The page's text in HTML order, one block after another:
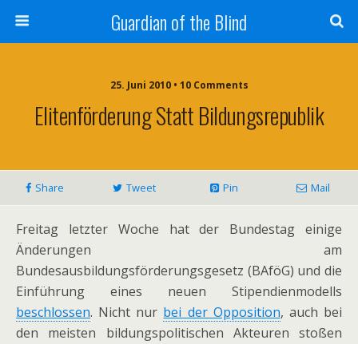
Guardian of the Blind
25. Juni 2010 • 10 Comments
Elitenförderung Statt Bildungsrepublik
Share Tweet Pin Mail
Freitag letzter Woche hat der Bundestag einige
Änderungen am
Bundesausbildungsförderungsgesetz (BAföG) und die
Einführung eines neuen Stipendienmodells
beschlossen. Nicht nur bei der Opposition, auch bei
den meisten bildungspolitischen Akteuren stoßen